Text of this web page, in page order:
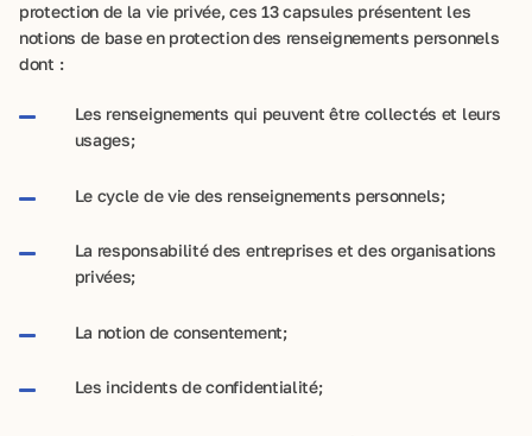
protection de la vie privée, ces 13 capsules présentent les
notions de base en protection des renseignements personnels
dont :
Les renseignements qui peuvent être collectés et leurs
usages;
Le cycle de vie des renseignements personnels;
La responsabilité des entreprises et des organisations
privées;
La notion de consentement;
Les incidents de confidentialité;